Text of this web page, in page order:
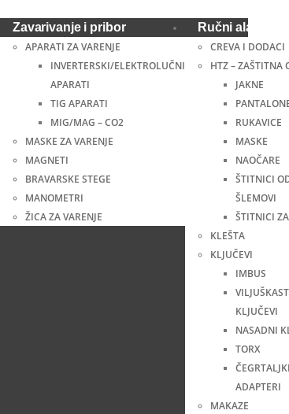
Zavarivanje i pribor
APARATI ZA VARENJE
INVERTERSKI/ELEKTROLUČNI
APARATI
TIG APARATI
MIG/MAG – CO2
MASKE ZA VARENJE
MAGNETI
BRAVARSKE STEGE
MANOMETRI
ŽICA ZA VARENJE
Ručni alat i
CREVA I DODACI
HTZ – ZAŠTITNA
JAKNE
RUKAVICE
MASKE
NAOČARE
ŠTITNICI
ŠLEMOVI
ŠTITNICI
KLEŠTA
KLJUČEVI
IMBUS
KLJUČEVI
NASADNI
TORX
ADAPTERI
MAKAZE